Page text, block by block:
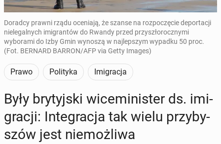
Doradcy prawni rządu oceniają, że szanse na rozpoczęcie deportacji
nielegalnych imigrantów do Rwandy przed przyszłorocznymi
wyborami do Izby Gmin wynoszą w najlepszym wypadku 50 proc.
(Fot. BERNARD BARRON/AFP via Getty Images)
Prawo Polityka Imigracja
Były bry­tyj­ski wi­ce­mi­ni­ster ds. imi­
gra­cji: In­te­gra­cja tak wielu przy­by­
szów jest nie­moż­li­wa